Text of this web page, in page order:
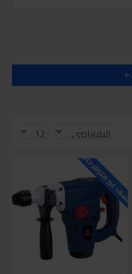
للاسف غير متوفر حاليا